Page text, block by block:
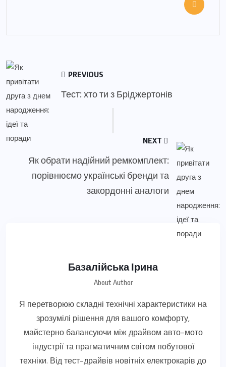
PREVIOUS
Тест: хто ти з Бріджертонів
NEXT
Як обрати надійний ремкомплект:
порівнюємо українські бренди та
закордонні аналоги
Базалійська Ірина
About Author
Я перетворюю складні технічні характеристики на
зрозумілі рішення для вашого комфорту,
майстерно балансуючи між драйвом авто-мото
індустрії та прагматичним світом побутової
техніки. Від тест-драйвів новітніх електрокарів до